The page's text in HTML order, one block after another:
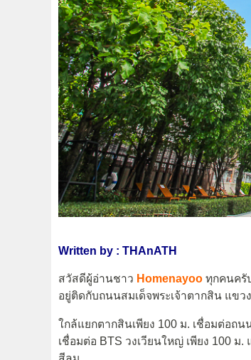
Written by : THAnATH
สวัสดีผู้อ่านชาว Homenayoo ทุกคนครั
อยู่ติดกับถนนสมเด็จพระเจ้าตากสิน แขว
ใกล้แยกตากสินเพียง 100 ม. เชื่อมต่อถ
เชื่อมต่อ BTS วงเวียนใหญ่ เพียง 100